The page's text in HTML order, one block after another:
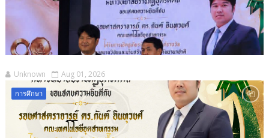
Unknown Aug 01, 2026
การศึกษา